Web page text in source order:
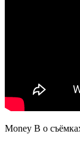
Money B о